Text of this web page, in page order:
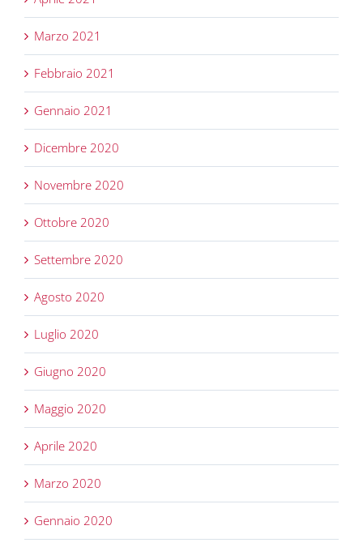
Marzo 2021
Febbraio 2021
Gennaio 2021
Dicembre 2020
Novembre 2020
Ottobre 2020
Settembre 2020
Agosto 2020
Luglio 2020
Giugno 2020
Maggio 2020
Aprile 2020
Marzo 2020
Gennaio 2020